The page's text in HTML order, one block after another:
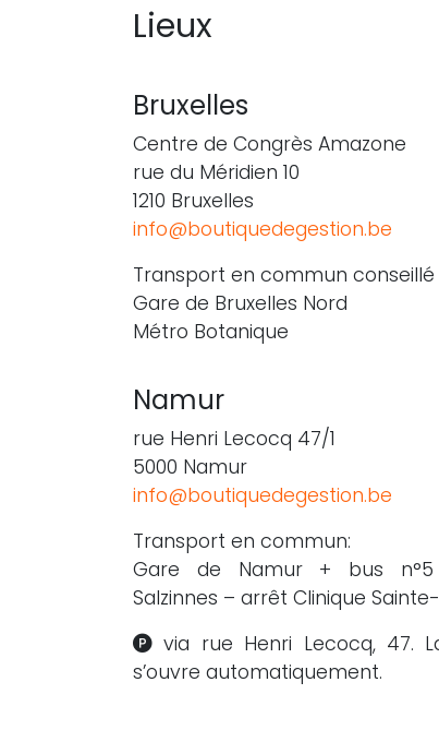
Lieux
Bruxelles
Centre de Congrès Amazone
rue du Méridien 10
1210 Bruxelles
info@boutiquedegestion.be
Transport en commun conseillé
Gare de Bruxelles Nord
Métro Botanique
Namur
rue Henri Lecocq 47/1
5000 Namur
info@boutiquedegestion.be
Transport en commun:
Gare de Namur + bus n°5
Salzinnes – arrêt Clinique
via rue Henri Lecocq, 47.
s’ouvre automatiquement.